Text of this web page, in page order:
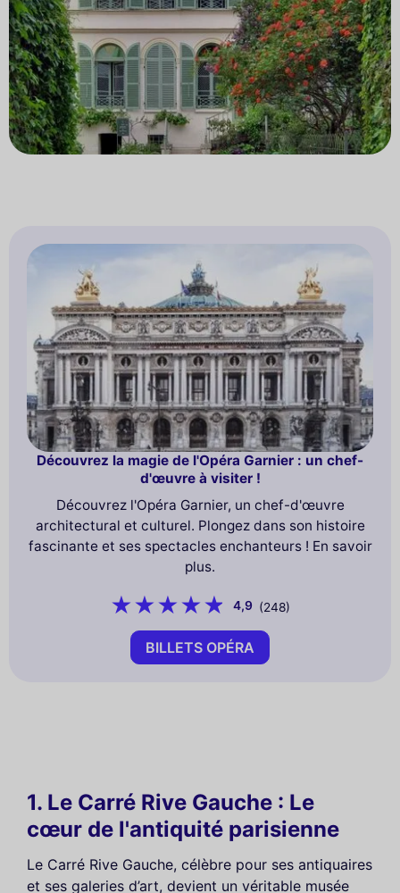
Découvrez la magie de l'Opéra Garnier : un chef-
d'œuvre à visiter !
Découvrez l'Opéra Garnier, un chef-d'œuvre
architectural et culturel. Plongez dans son histoire
fascinante et ses spectacles enchanteurs ! En savoir
plus.
4,9 (248)
BILLETS OPÉRA
1. Le Carré Rive Gauche : Le
cœur de l'antiquité parisienne
Le Carré Rive Gauche, célèbre pour ses antiquaires
et ses galeries d’art, devient un véritable musée